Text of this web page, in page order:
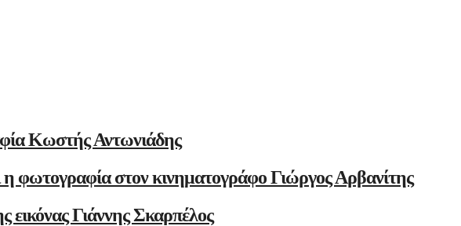
Κωστής Αντωνιάδης
φωτογραφία στον κινηματογράφο Γιώργος Αρβανίτης
εικόνας Γιάννης Σκαρπέλος